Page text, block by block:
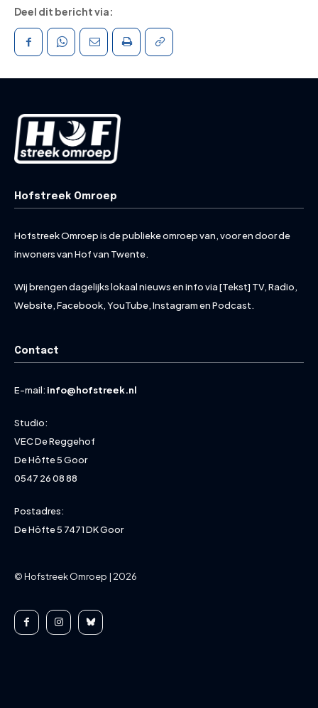
Deel dit bericht via:
Hofstreek Omroep
Hofstreek Omroep is de publieke omroep van, voor en door de
inwoners van Hof van Twente.
Wij brengen dagelijks lokaal nieuws en info via [Tekst] TV, Radio,
Website, Facebook, YouTube, Instagram en Podcast.
Contact
E-mail: info@hofstreek.nl
Studio:
VEC De Reggehof
De Höfte 5 Goor
0547 26 08 88
Postadres:
De Höfte 5 7471 DK Goor
© Hofstreek Omroep | 2026